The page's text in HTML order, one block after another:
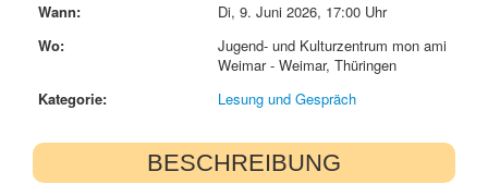
Wann:
Di, 9. Juni 2026, 17:00 Uhr
Wo:
Jugend- und Kulturzentrum mon ami
Weimar - Weimar, Thüringen
Kategorie:
Lesung und Gespräch
BESCHREIBUNG